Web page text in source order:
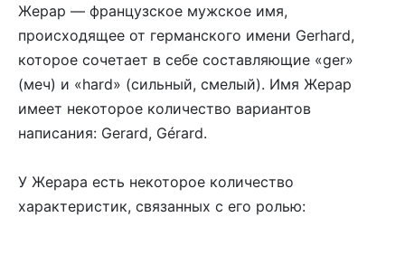
Жерар — французское мужское имя,
происходящее от германского имени Gerhard,
которое сочетает в себе составляющие «ger»
(меч) и «hard» (сильный, смелый). Имя Жерар
имеет некоторое количество вариантов
написания: Gerard, Gérard.
У Жерара есть некоторое количество
характеристик, связанных с его ролью: